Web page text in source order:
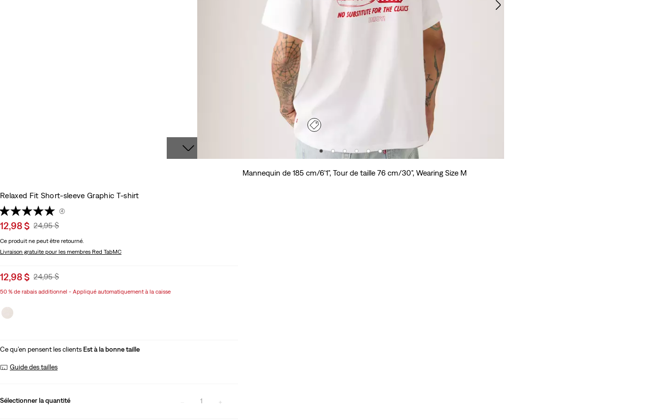
Mannequin de 185 cm/6'1", Tour de taille 76 cm/30", Wearing Size M
Relaxed Fit Short-sleeve Graphic T-shirt
(4)
Sale
is
12,98 $ Original
Was
24,95 $
Ce produit ne peut être retourné.
Livraison gratuite pour les membres Red TabMC
Sale
is
12,98 $ Original
24,95 $
50 % de rabais additionnel - Appliqué automatiquement à la caisse
Ce qu’en pensent les clients Est à la bonne taille
Guide des tailles
Sélectionner la quantité 1